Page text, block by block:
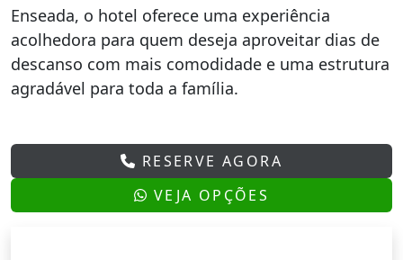
Enseada, o hotel oferece uma experiência
acolhedora para quem deseja aproveitar dias de
descanso com mais comodidade e uma estrutura
agradável para toda a família.
RESERVE AGORA
VEJA OPÇÕES